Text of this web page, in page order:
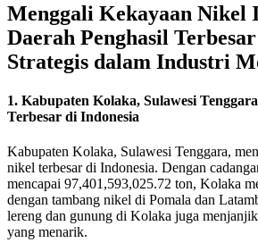
Menggali Kekayaan Nikel
Daerah Penghasil
Strategis dalam Industri
1. Kabupaten Kolaka, Sulawesi
Terbesar di Indonesia
Kabupaten Kolaka, Sulawesi Tenggara,
nikel terbesar di Indonesia. Dengan
mencapai 97,401,593,025.72 ton, Kolaka
dengan tambang nikel di Pomala dan
lereng dan gunung di Kolaka juga
yang menarik.